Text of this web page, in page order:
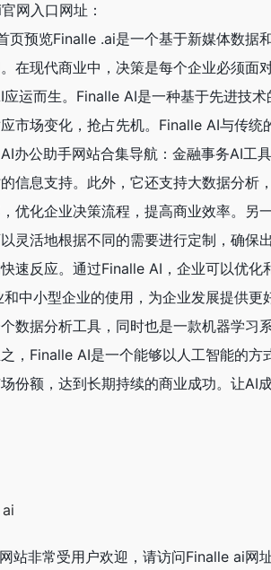
网入口网址：
预览Finalle .ai是一个基于新媒体数据
在现代商业中，决策是每个企业必须
运而生。Finalle AI是一种基于先进技
市场变化，抢占先机。Finalle AI与传
办公助手网站合集导航：金融事务AI工
信息支持。此外，它还支持大数据分
优化企业决策流程，提高商业效率。
灵活地根据不同的需要进行定制，确
速反应。通过Finalle AI，企业可以优
中小型企业的使用，为企业发展提供
数据分析工具，同时也是一款机器学
，Finalle AI是一个能够以人工智能的
份额，达到长期持续的商业成功。让AI
站非常受用户欢迎，请访问Finalle ai网址